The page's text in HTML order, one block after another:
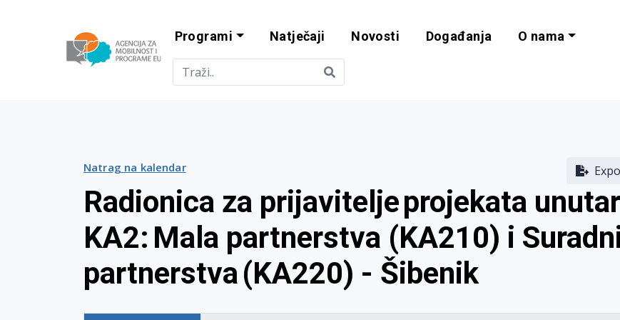
Agencija za mobilnost i
Programi Natječaji Novosti Događanja O nama
Natrag na kalendar
Radionica za prijavitelje projekata unutar
KA2: Mala partnerstva (KA210) i
partnerstva (KA220) - Šibenik